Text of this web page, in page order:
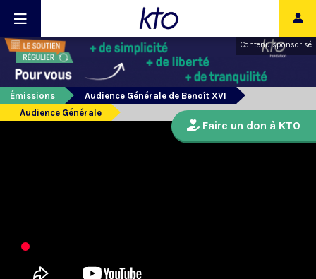
Contenu sponsorisé
Émissions
Audience Générale de Benoît XVI
Audience Générale
Faire un don à KTO